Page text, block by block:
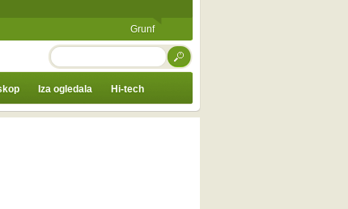
Grunf
TRAŽI
Iza ogledala Hi-tech